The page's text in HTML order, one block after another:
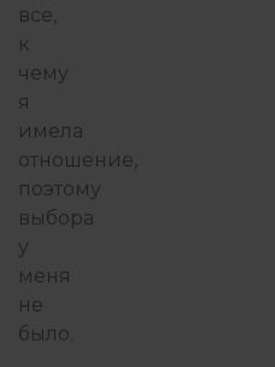
все,
к
чему
я
имела
отношение,
поэтому
выбора
у
меня
не
было.